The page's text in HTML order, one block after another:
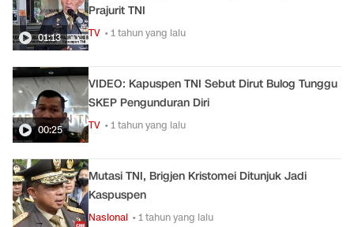
01:13
Prajurit TNI
TV • 1 tahun yang lalu
00:25
VIDEO: Kapuspen TNI Sebut Dirut Bulog Tunggu
SKEP Pengunduran Diri
TV • 1 tahun yang lalu
Mutasi TNI, Brigjen Kristomei Ditunjuk Jadi
Kaspuspen
Nasional • 1 tahun yang lalu